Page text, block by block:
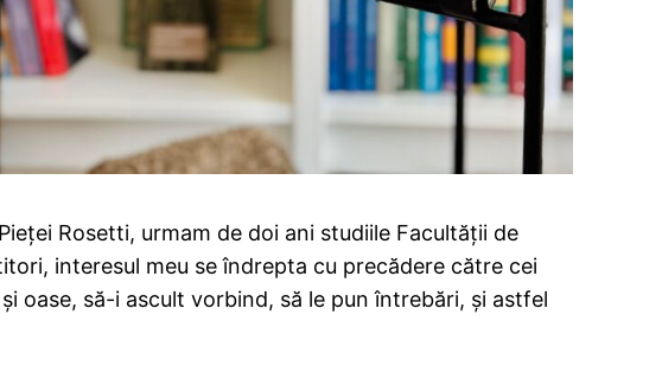
Rosetti, urmam de doi ani studiile Facultății de
interesul meu se îndrepta cu precădere către cei
oase, să-i ascult vorbind, să le pun întrebări, și astfel